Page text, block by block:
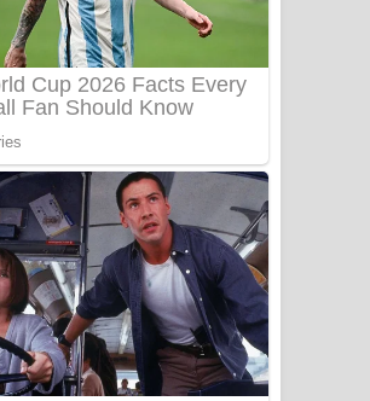
වැඩි නිසා ගීතයේ පද පෙළ
UNUHUMA Song Lyrics - උණුහුම
ගීතයේ පද පෙළ
Katakara Song Lyrics - කටකාර ගීතයේ
පද පෙළ
Tharu Yaye Dilena Song Lyrics - තරු
යායේ දිලෙනා ගීතයේ පද පෙළ
Ow Man Sosa Song Lyrics - ඔව් මං